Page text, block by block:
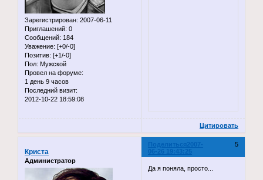
Зарегистрирован: 2007-06-11
Приглашений: 0
Сообщений: 184
Уважение: [+0/-0]
Позитив: [+1/-0]
Пол: Мужской
Провел на форуме:
1 день 9 часов
Последний визит:
2012-10-22 18:59:08
Цитировать
Поделиться 5
2007-
06-26 19:43:25
Криста
Администратор
Да я поняла, просто...